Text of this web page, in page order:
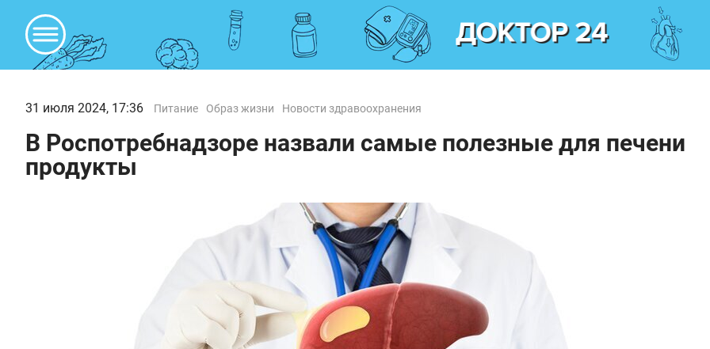
31 июля 2024, 17:36 Питание Образ жизни Новости здравоохранения
В Роспотребнадзоре назвали самые полезные для печени
продукты